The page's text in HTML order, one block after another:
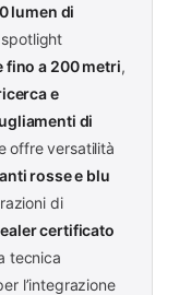
lumen di
a 200 metri,
e
di
offre versatilità
rosse e blu
di
certificato
tecnica
l’integrazione